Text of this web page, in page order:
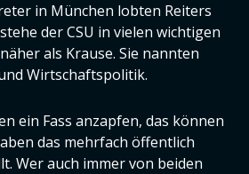
in München lobten Reiters
der CSU in vielen wichtigen
als Krause. Sie nannten
Wirtschaftspolitik.
ein Fass anzapfen, das können
das mehrfach öffentlich
Wer auch immer von beiden